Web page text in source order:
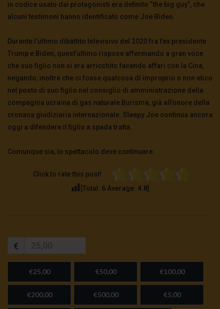
in codice usato dai protagonisti era definito “the big guy”, che
alcuni testimoni hanno identificato come Joe Biden.
Durante l’ultimo dibattito televisivo del 2020 fra l’ex presidente
Trump e Biden, quest’ultimo rispose affermando a gran voce
che suo figlio non si era arricchito facendo affari con la Cina,
negando, inoltre che ci fosse qualcosa di improprio o non etico
nel posto di suo figlio nel consiglio di amministrazione della
compagnia ucraina di gas naturale Burisma, già all’onore della
cronaca giudiziaria internazionale. Sleepy Joe continua ancora
oggi a difendere il figlio a spada tratta.
Comunque sia, lo spettacolo deve continuare.
Click to rate this post!
[Total: 6Average: 4.8
€
€25,00 €50,00 €100,00
€200,00 €500,00 €5,00